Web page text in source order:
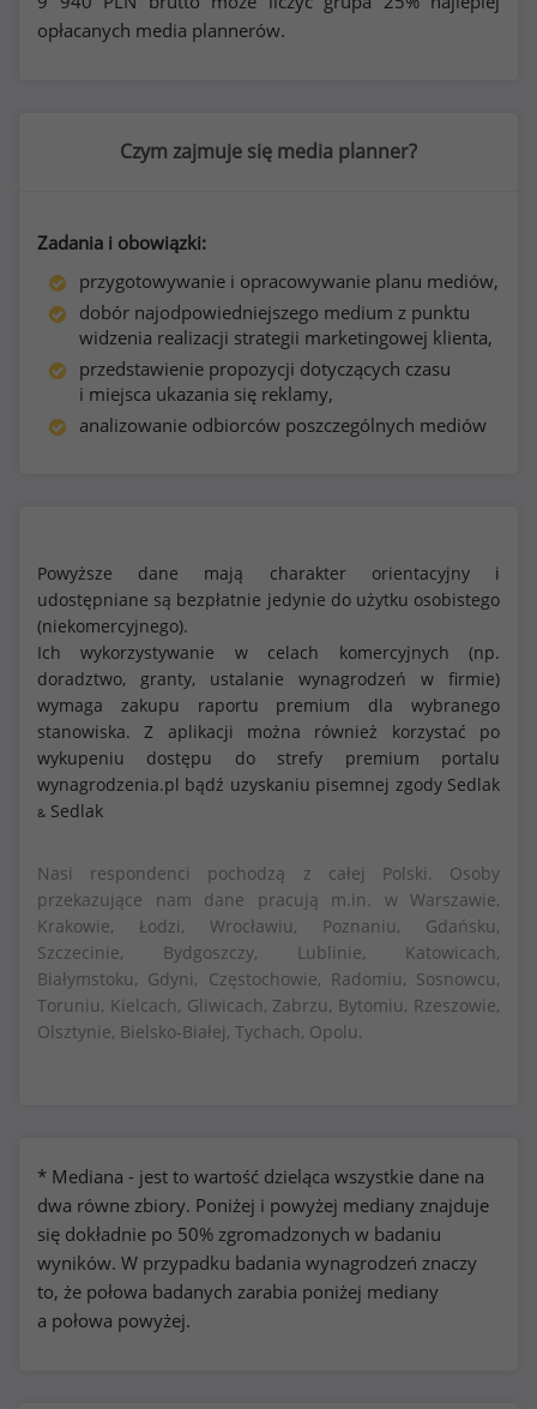
opłacanych media plannerów.
Czym zajmuje się media planner?
Zadania i obowiązki:
przygotowywanie i opracowywanie planu mediów,
dobór najodpowiedniejszego medium z punktu
widzenia realizacji strategii marketingowej klienta,
przedstawienie propozycji dotyczących czasu
i miejsca ukazania się reklamy,
analizowanie odbiorców poszczególnych mediów
Powyższe dane mają charakter orientacyjny i
udostępniane są bezpłatnie jedynie do użytku osobistego
(niekomercyjnego).
Ich wykorzystywanie w celach komercyjnych (np.
doradztwo, granty, ustalanie wynagrodzeń w firmie)
wymaga zakupu raportu premium dla wybranego
stanowiska. Z aplikacji można również korzystać po
wykupeniu dostępu do strefy premium portalu
wynagrodzenia.pl bądź uzyskaniu pisemnej zgody Sedlak
& Sedlak
Nasi respondenci pochodzą z całej Polski. Osoby
przekazujące nam dane pracują m.in. w Warszawie,
Krakowie, Łodzi, Wrocławiu, Poznaniu, Gdańsku,
Szczecinie, Bydgoszczy, Lublinie, Katowicach,
Białymstoku, Gdyni, Częstochowie, Radomiu, Sosnowcu,
Toruniu, Kielcach, Gliwicach, Zabrzu, Bytomiu, Rzeszowie,
Olsztynie, Bielsko-Białej, Tychach, Opolu.
* Mediana - jest to wartość dzieląca wszystkie dane na
dwa równe zbiory. Poniżej i powyżej mediany znajduje
się dokładnie po 50% zgromadzonych w badaniu
wyników. W przypadku badania wynagrodzeń znaczy
to, że połowa badanych zarabia poniżej mediany
a połowa powyżej.